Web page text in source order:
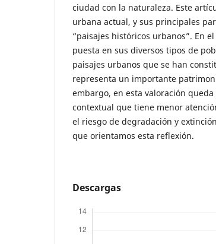
ciudad con la naturaleza. Este
urbana actual, y sus principales
“paisajes históricos urbanos”. En
puesta en sus diversos tipos de
paisajes urbanos que se han
representa un importante
embargo, en esta valoración
contextual que tiene menor
el riesgo de degradación y
que orientamos esta reflexión.
Descargas